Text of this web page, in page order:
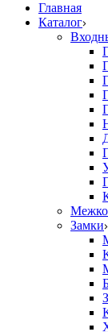
Главная
Каталог
Замки